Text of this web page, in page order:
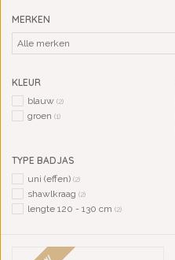
MERKEN
KLEUR
blauw (2)
groen (1)
TYPE BADJAS
uni (effen) (2)
shawlkraag (2)
lengte 120 - 130 cm (2)